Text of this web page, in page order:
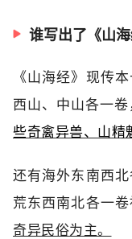
谁写出了《山海
《山海经》现传
西山、中山各一卷
些‬‬奇禽异兽、山‬精‬‬
还有海外东南西
荒东西南北各一卷
奇异民俗为主。